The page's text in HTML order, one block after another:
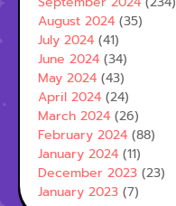
August 2024 (35)
July 2024 (41)
June 2024 (34)
May 2024 (43)
April 2024 (24)
March 2024 (26)
February 2024 (88)
January 2024 (11)
December 2023 (23)
January 2023 (7)